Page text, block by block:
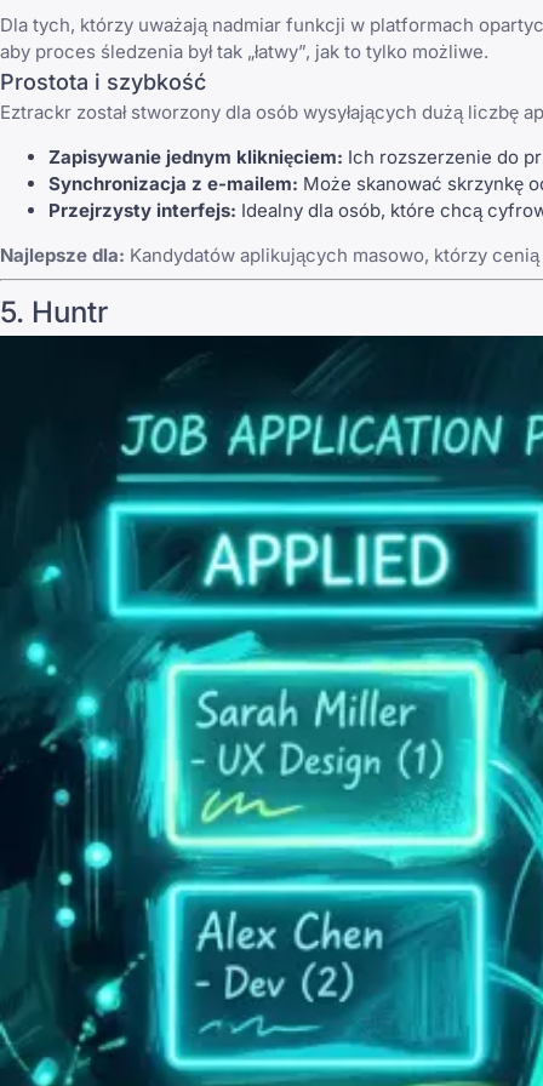
Dla tych, którzy uważają nadmiar funkcji w platformach
aby proces śledzenia był tak „łatwy”, jak to tylko możliwe.
Prostota i szybkość
Eztrackr został stworzony dla osób wysyłających dużą
Zapisywanie jednym kliknięciem: Ich rozszerzenie do
Synchronizacja z e-mailem: Może skanować skrzynkę
Przejrzysty interfejs: Idealny dla osób, które chcą
Najlepsze dla: Kandydatów aplikujących masowo, którzy
5. Huntr